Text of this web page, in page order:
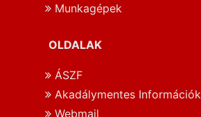
Munkagépek
OLDALAK
ÁSZF
Akadálymentes Információk
Webmail